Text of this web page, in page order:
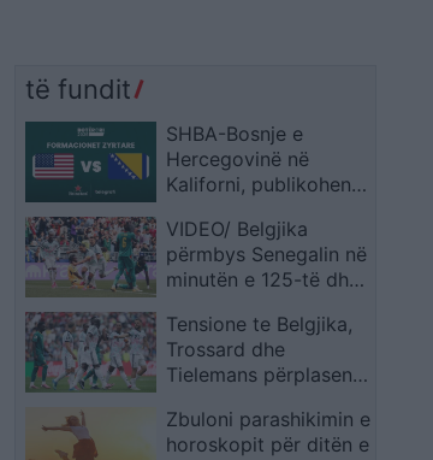
të fundit
SHBA-Bosnje e
Hercegovinë në
Kaliforni, publikohen
VIDEO/ Belgjika
përmbys Senegalin në
minutën e 125-të dhe
1/8 e finales
Tensione te Belgjika,
Trossard dhe
Tielemans përplasen
Zbuloni parashikimin e
horoskopit për ditën e